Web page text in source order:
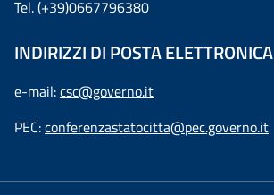
Tel. (+39)0667796380
INDIRIZZI DI POSTA ELETTRONICA
e-mail:csc@governo.it
PEC:conferenzastatocitta@pec.governo.it